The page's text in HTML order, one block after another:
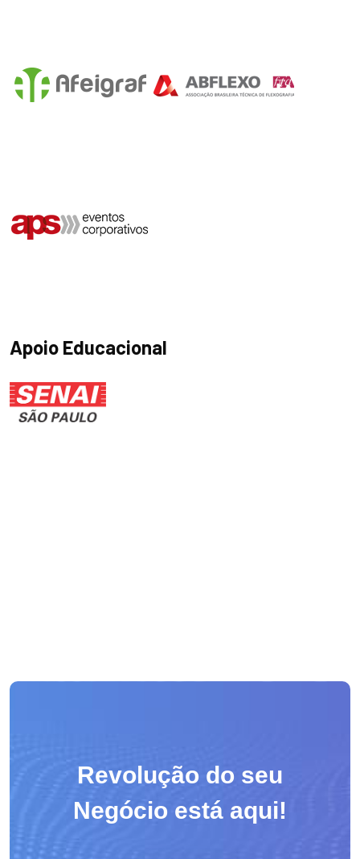
Apoio Educacional
Revolução do seu
Negócio está aqui!